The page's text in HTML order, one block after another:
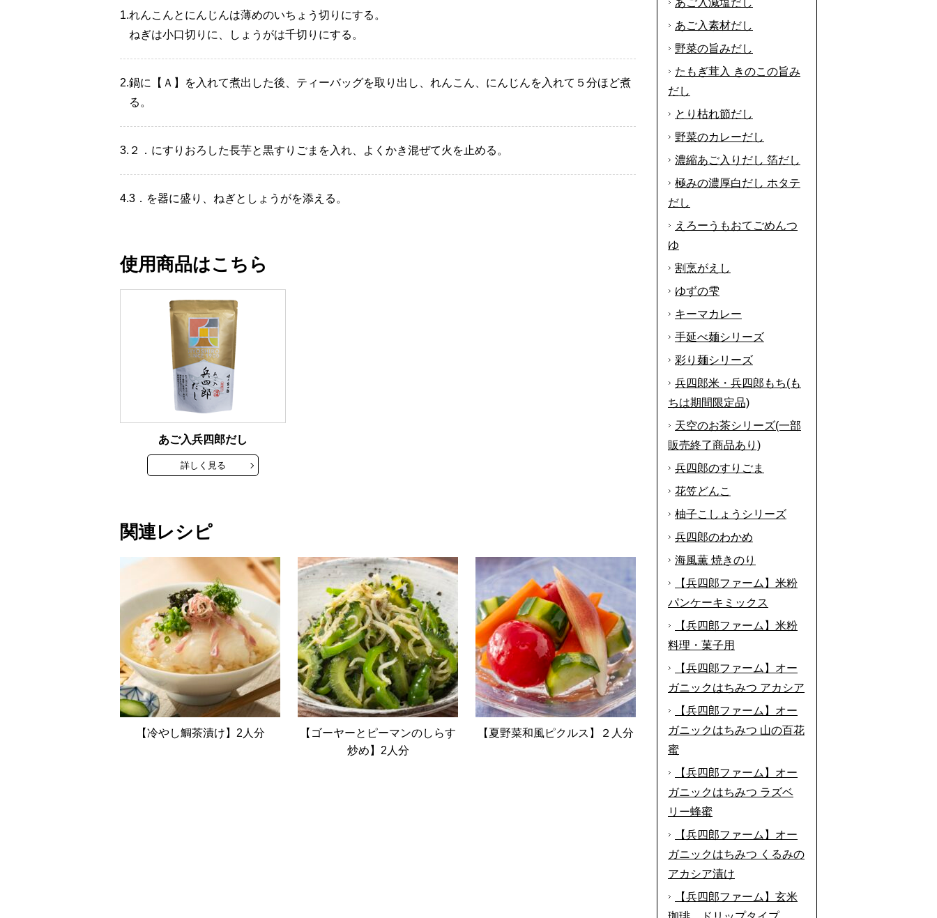
1.れんこんとにんじんは薄めのいちょう切りにする。
ねぎは小口切りに、しょうがは千切りにする。
2.鍋に【Ａ】を入れて煮出した後、ティーバッグを取り出し、れんこん、にんじんを入れて５分ほど煮
る。
3. ２．にすりおろした長芋と黒すりごまを入れ、よくかき混ぜて火を止める。
4.3．を器に盛り、ねぎとしょうがを添える。
使用商品はこちら
あご入兵四郎だし
詳しく見る
関連レシピ
【冷やし鯛茶漬け】2人分
【ゴーヤーとピーマンのしらす
炒め】2人分
【夏野菜和風ピクルス】２人分
あご入減塩だし
あご入素材だし
野菜の旨みだし
たもぎ茸入 きのこの旨み
だし
とり枯れ節だし
野菜のカレーだし
濃縮あご入りだし 箔だし
極みの濃厚白だし ホタテ
だし
えろーうもおてごめんつ
ゆ
割烹がえし
ゆずの雫
キーマカレー
手延べ麺シリーズ
彩り麺シリーズ
兵四郎米・兵四郎もち(も
ちは期間限定品)
天空のお茶シリーズ(一部
販売終了商品あり)
兵四郎のすりごま
花笠どんこ
柚子こしょうシリーズ
兵四郎のわかめ
海風薫 焼きのり
【兵四郎ファーム】米粉
パンケーキミックス
【兵四郎ファーム】米粉
料理・菓子用
【兵四郎ファーム】オー
ガニックはちみつ アカシア
【兵四郎ファーム】オー
ガニックはちみつ 山の百花
蜜
【兵四郎ファーム】オー
ガニックはちみつ ラズベ
リー蜂蜜
【兵四郎ファーム】オー
ガニックはちみつ くるみの
アカシア漬け
【兵四郎ファーム】玄米